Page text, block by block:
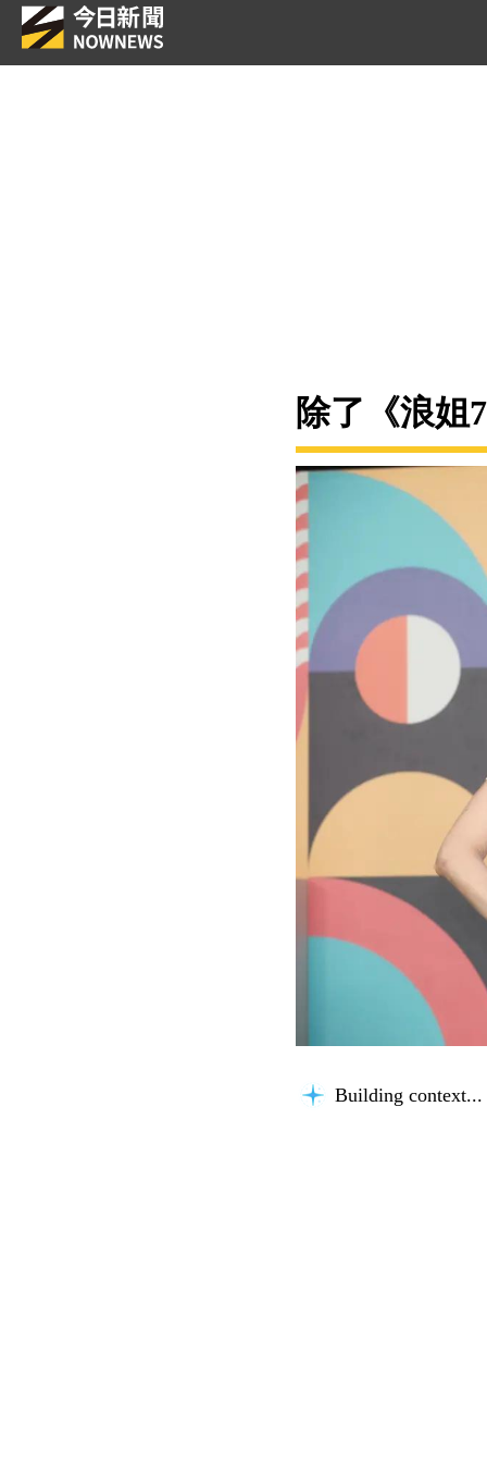
除了《浪姐
Building context...